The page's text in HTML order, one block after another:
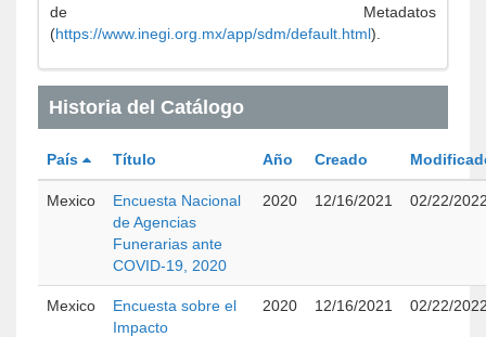
de Metadatos
(https://www.inegi.org.mx/app/sdm/default.html).
Historia del Catálogo
País Título Año Creado
Mexico
Encuesta Nacional
de Agencias
Funerarias ante
COVID-19, 2020
2020 12/16/2021 02/22/
Mexico
Encuesta sobre el
Impacto
2020 12/16/2021 02/22/